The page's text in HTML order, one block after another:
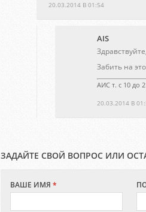
20.03.2014 В 01:54
AIS
20.03.2014 В
Забить на
АИС т. с 10 до
ЗАДАЙТЕ СВОЙ ВОПРОС ИЛИ
ВАШЕ ИМЯ*